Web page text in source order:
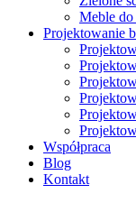
Meble
Projektowanie
Współpraca
Blog
Kontakt